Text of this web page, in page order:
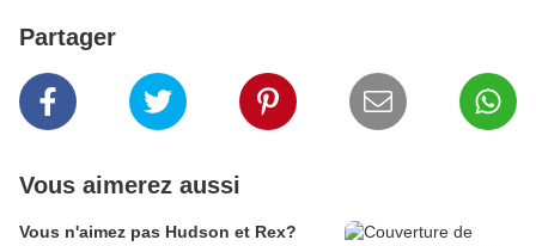
Partager
Vous aimerez aussi
Vous n'aimez pas Hudson et Rex?